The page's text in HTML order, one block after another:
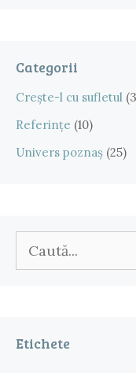
Categorii
Crește-l cu sufletul
Referințe (10)
Univers poznaș (25)
după:
Etichete